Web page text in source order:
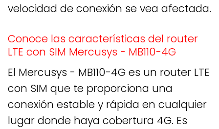
velocidad de conexión se vea afectada.
Conoce las características del router
LTE con SIM Mercusys - MB110-4G
El Mercusys - MB110-4G es un router LTE
con SIM que te proporciona una
conexión estable y rápida en cualquier
lugar donde haya cobertura 4G. Es